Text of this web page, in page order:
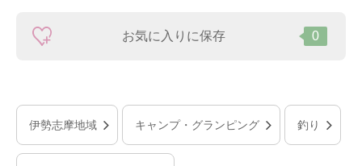
お気に入りに保存 0
伊勢志摩地域 キャンプ・グランピング 釣り